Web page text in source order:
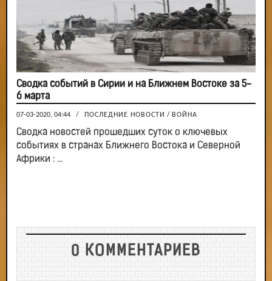
Сводка событий в Сирии и на Ближнем Востоке за 5-
6 марта
07-03-2020, 04:44 / ПОСЛЕДНИЕ НОВОСТИ / ВОЙНА
Сводка новостей прошедших суток о ключевых
событиях в странах Ближнего Востока и Северной
Африки : ...
0 КОММЕНТАРИЕВ